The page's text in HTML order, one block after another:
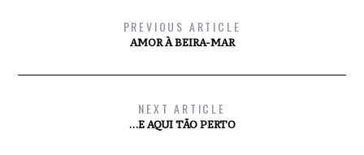
PREVIOUS ARTICLE
AMOR À BEIRA-MAR
NEXT ARTICLE
…E AQUI TÃO PERTO